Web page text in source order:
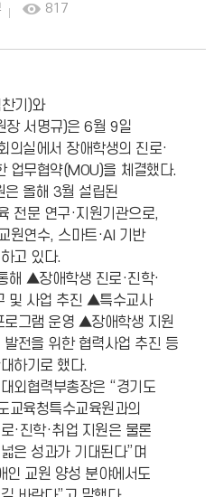
817
기)와
장 서명규)은 6월 9일
의실에서 장애학생의 진로·
업무협약(MOU)을 체결했다.
은 올해 3월 설립된
전문 연구·지원기관으로,
원연수, 스마트·AI 기반
고 있다.
해 ▲장애학생 진로·진학·
및 사업 추진 ▲특수교사
로그램 운영 ▲장애학생 지원
전을 위한 협력사업 추진 등
하기로 했다.
외협력부총장은 “경기도
교육청특수교육원과의
·진학·취업 지원은 물론
은 성과가 기대된다”며
인 교원 양성 분야에서도